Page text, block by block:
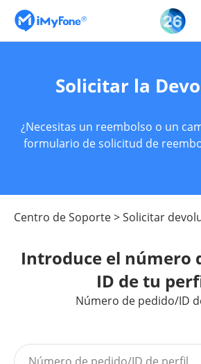
Solicitar la
¿Necesitas un reembolso o un
formulario de solicitud de
Centro de Soporte>Solicitar
Introduce el número
ID de tu
Número de pedido/ID